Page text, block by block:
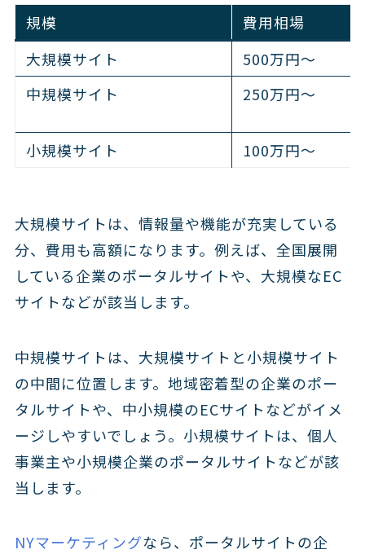
規模
費用相場
大規模サイト
500万円～
中規模サイト
250万円～
小規模サイト 100万円～
大規模サイトは、情報量や機能が充実している
分、費用も高額になります。例えば、全国展開
している企業のポータルサイトや、大規模なEC
サイトなどが該当します。
中規模サイトは、大規模サイトと小規模サイト
の中間に位置します。地域密着型の企業のポー
タルサイトや、中小規模のECサイトなどがイメ
ージしやすいでしょう。小規模サイトは、個人
事業主や小規模企業のポータルサイトなどが該
当します。
NYマーケティングなら、ポータルサイトの企